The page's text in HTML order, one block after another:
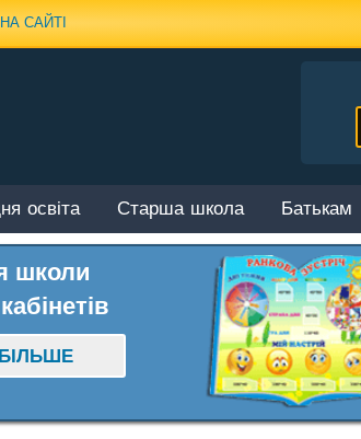
САЙТІ
освіта Старша школа Батькам
школи